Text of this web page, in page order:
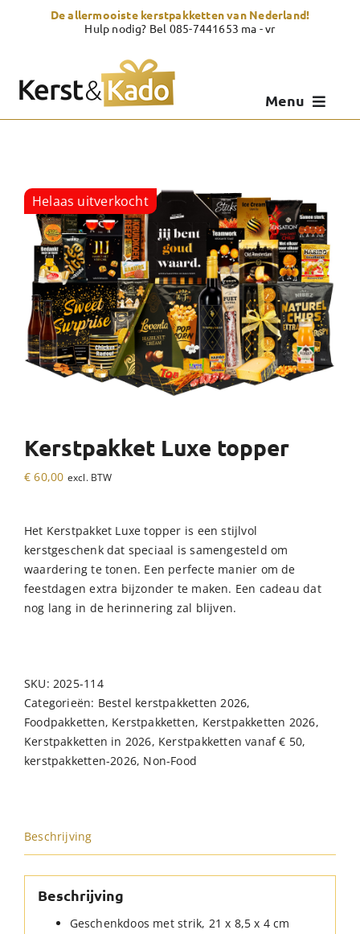
De allermooiste kerstpakketten van Nederland!
Hulp nodig? Bel 085-7441653 ma - vr
Menu
Zelf samenstellen
Showroom
Over Kerst & Kado
Helaas uitverkocht
Kerstpakket Luxe topper
€ 60,00 excl. BTW
Het Kerstpakket Luxe topper is een stijlvol
kerstgeschenk dat speciaal is samengesteld om
waardering te tonen. Een perfecte manier om de
feestdagen extra bijzonder te maken. Een cadeau dat
nog lang in de herinnering zal blijven.
SKU: 2025-114
Categorieën: Bestel kerstpakketten 2026,
Foodpakketten, Kerstpakketten, Kerstpakketten 2026,
Kerstpakketten in 2026, Kerstpakketten vanaf € 50,
kerstpakketten-2026, Non-Food
Beschrijving
Beschrijving
Geschenkdoos met strik, 21 x 8,5 x 4 cm